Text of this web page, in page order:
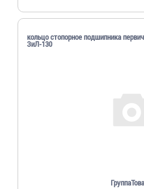
кольцо стопорное подшипника
ЗиЛ-130